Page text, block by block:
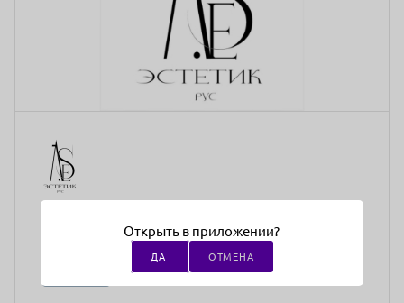
Открыть в приложении?
ДА ОТМЕНА